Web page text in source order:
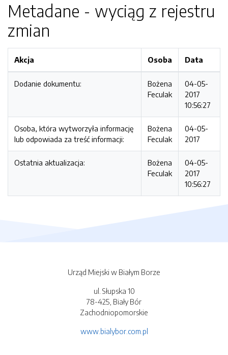
Metadane - wyciąg z rejestru
zmian
Akcja Osoba Data
Dodanie dokumentu:
Bożena
Feculak
04-05-
2017
10:56:27
Osoba, która wytworzyła informację
lub odpowiada za treść informacji:
Bożena
Feculak
04-05-
2017
Ostatnia aktualizacja:
Bożena
Feculak
04-05-
2017
10:56:27
Urząd Miejski w Białym Borze
ul. Słupska 10
78-425, Biały Bór
Zachodniopomorskie
www.bialybor.com.pl